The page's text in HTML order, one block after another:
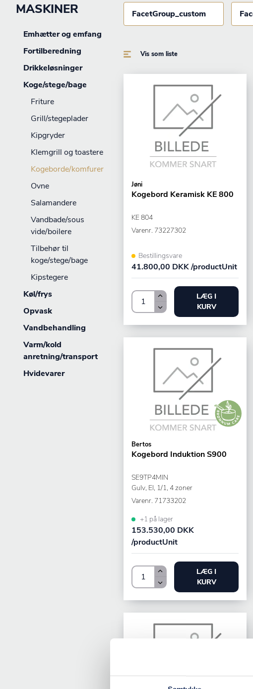
MASKINER
Emhætter og emfang
Fortilberedning
Drikkeløsninger
Koge/stege/bage
Friture
Grill/stegeplader
Kipgryder
Klemgrill og toastere
Kogeborde/komfurer
Ovne
Salamandere
Vandbade/sous
vide/boilere
Tilbehør til
koge/stege/bage
Kipstegere
Køl/frys
Opvask
Vandbehandling
Varm/kold
anretning/transport
Hvidevarer
FacetGroup_custom
Vis som liste
Jøni
Kogebord Keramisk KE 800
KE 804
Varenr. 73227302
Bestillingsvare
41.800,00 DKK /productUnit
LÆG I
KURV
Bertos
Kogebord Induktion S900
SE9TP4MIN
Gulv, El, 1/1, 4 zoner
Varenr. 71733202
+1 på lager
153.530,00 DKK
/productUnit
LÆG I
KURV